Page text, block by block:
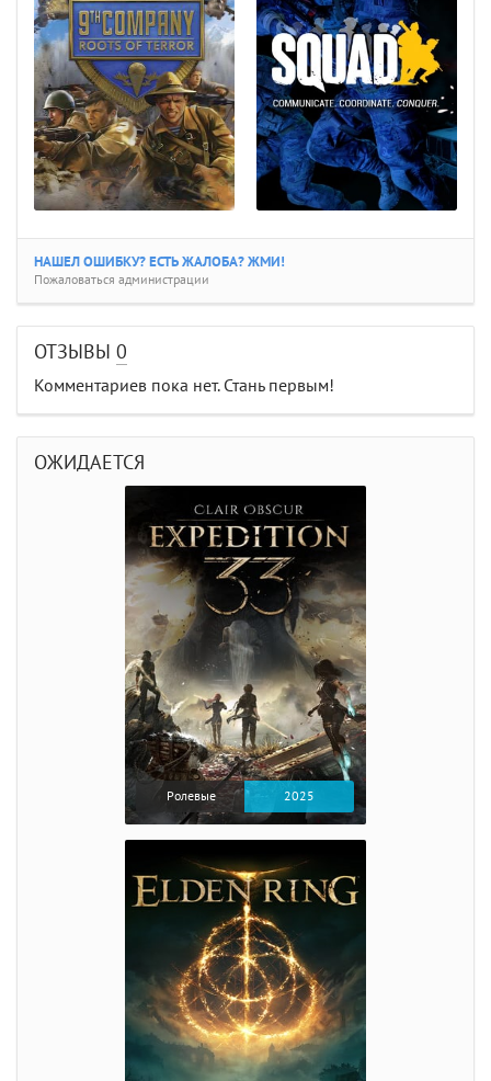
НАШЕЛ ОШИБКУ? ЕСТЬ ЖАЛОБА? ЖМИ!
Пожаловаться администрации
ОТЗЫВЫ 0
Комментариев пока нет. Стань первым!
ОЖИДАЕТСЯ
Ролевые 2025